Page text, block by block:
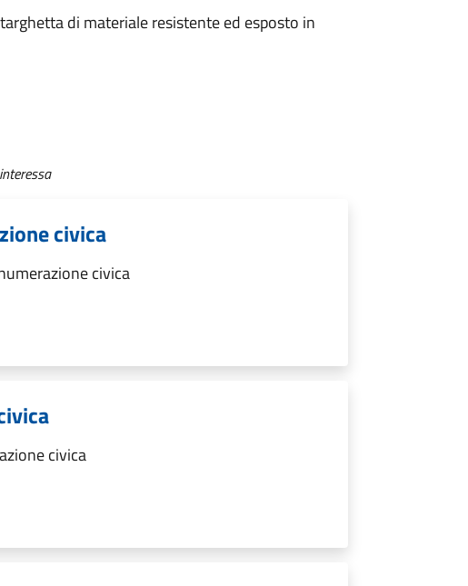
di materiale resistente ed esposto in
civica
civica
civica